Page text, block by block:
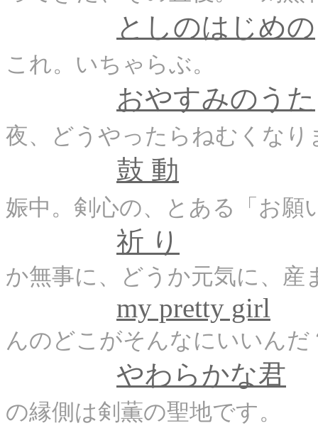
としのはじめの
これ。いちゃらぶ。
おやすみのうた
夜、どうやったらねむくなり
鼓 動
娠中。剣心の、とある「お願
祈 り
か無事に、どうか元気に、産
my pretty girl
んのどこがそんなにいいん
やわらかな君
の縁側は剣薫の聖地です。